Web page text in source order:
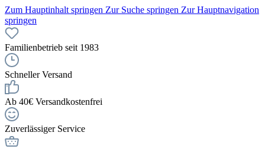
Zum Hauptinhalt springen Zur Suche springen Zur Hauptnavigation
springen
Familienbetrieb seit 1983
Schneller Versand
Ab 40€ Versandkostenfrei
Zuverlässiger Service